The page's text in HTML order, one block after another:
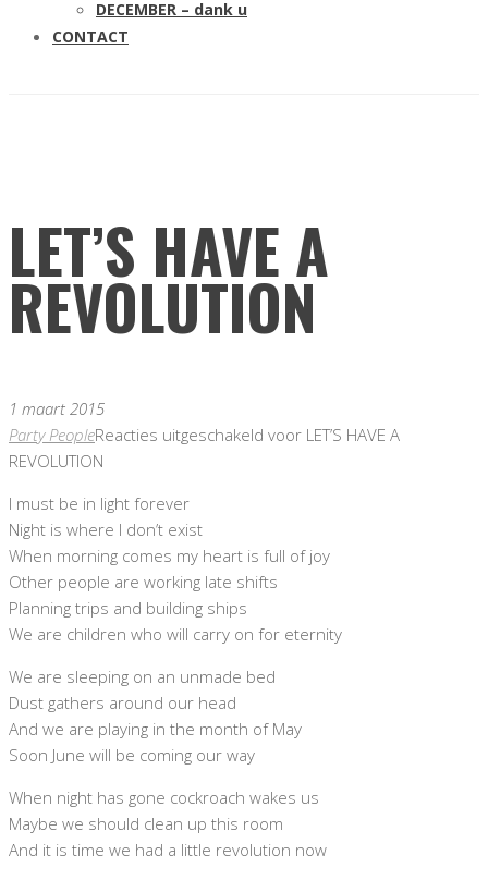
DECEMBER – dank u
CONTACT
LET’S HAVE A
REVOLUTION
1 maart 2015
Party PeopleReacties uitgeschakeld voor LET’S HAVE A
REVOLUTION
I must be in light forever
Night is where I don’t exist
When morning comes my heart is full of joy
Other people are working late shifts
Planning trips and building ships
We are children who will carry on for eternity
We are sleeping on an unmade bed
Dust gathers around our head
And we are playing in the month of May
Soon June will be coming our way
When night has gone cockroach wakes us
Maybe we should clean up this room
And it is time we had a little revolution now